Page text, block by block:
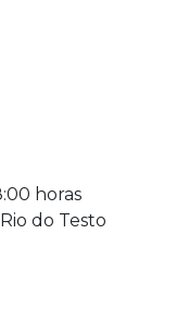
horas
do Testo